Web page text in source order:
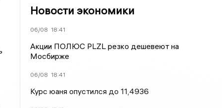
Новости экономики
06/08 18:41
Акции ПОЛЮС PLZL резко дешевеют на
Мосбирже
06/08 18:41
Курс юаня опустился до 11,4936